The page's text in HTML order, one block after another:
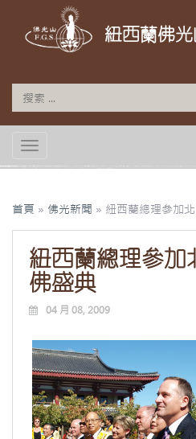
紐西蘭佛光
TOGGLE NAVIGATION
首頁 » 佛光新聞 » 紐西蘭總理參加
紐西蘭總理參加
佛盛典
04 月 08, 2009